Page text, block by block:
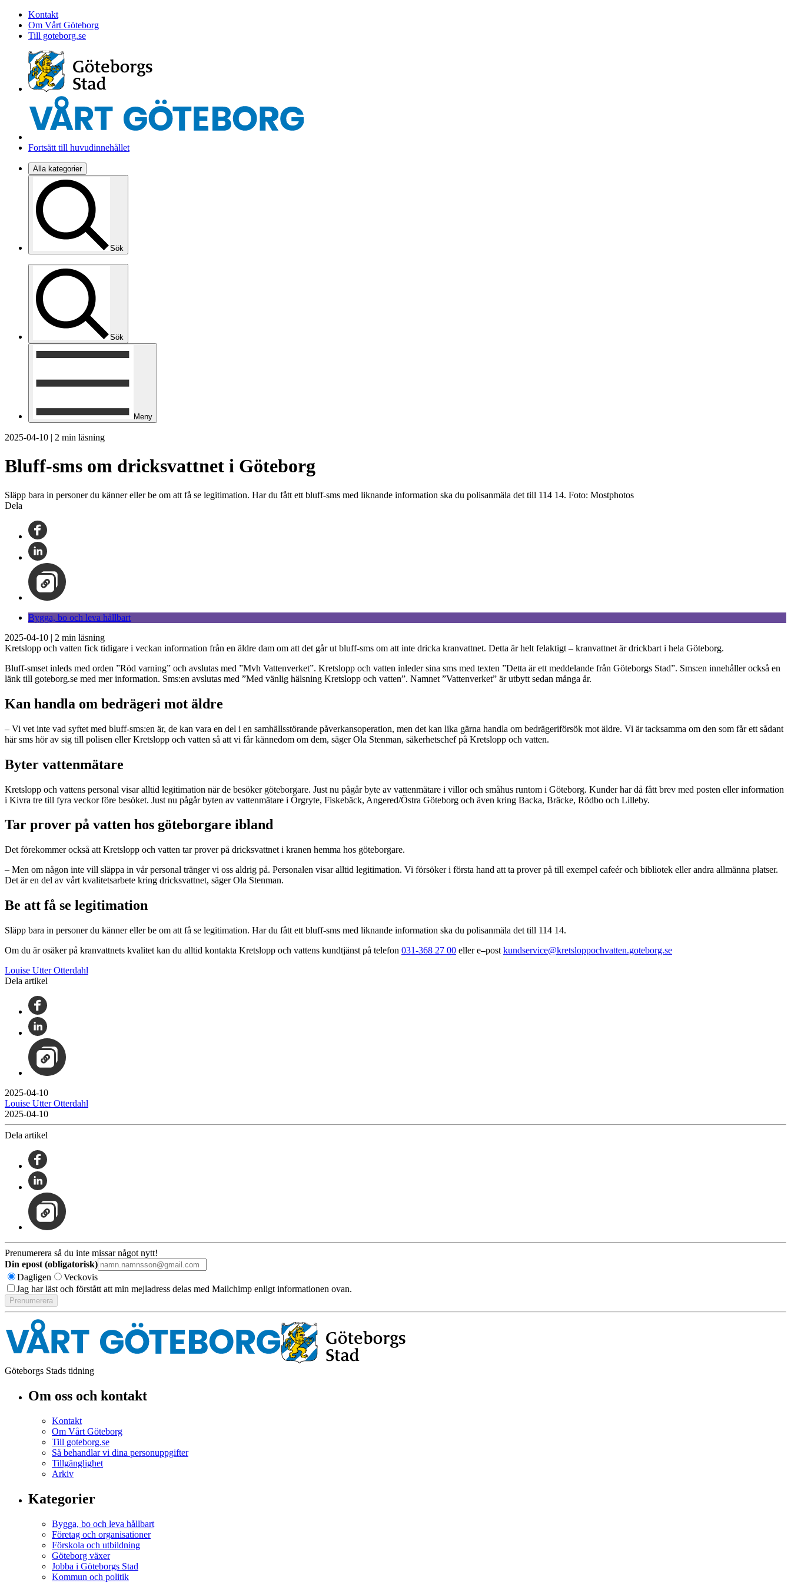
Kontakt
Om Vårt Göteborg
Till goteborg.se
Fortsätt till huvudinnehållet
Alla kategorier
Sök
Sök
Meny
2025-04-10 | 2 min läsning
Bluff-sms om dricksvattnet i Göteborg
Släpp bara in personer du känner eller be om att få se legitimation. Har du fått ett bluff-sms med liknande information ska du polisanmäla det till 114 14. Foto: Mostphotos
Dela
Bygga, bo och leva hållbart
2025-04-10 | 2 min läsning
Kretslopp och vatten fick tidigare i veckan information från en äldre dam om att det går ut bluff-sms om att inte dricka kranvattnet. Detta är helt felaktigt – kranvattnet är drickbart i hela Göteborg.
Bluff-smset inleds med orden ”Röd varning” och avslutas med ”Mvh Vattenverket”. Kretslopp och vatten inleder sina sms med texten ”Detta är ett meddelande från Göteborgs Stad”. Sms:en innehåller också en
länk till goteborg.se med mer information. Sms:en avslutas med ”Med vänlig hälsning Kretslopp och vatten”. Namnet ”Vattenverket” är utbytt sedan många år.
Kan handla om bedrägeri mot äldre
– Vi vet inte vad syftet med bluff-sms:en är, de kan vara en del i en samhällsstörande påverkansoperation, men det kan lika gärna handla om bedrägeriförsök mot äldre. Vi är tacksamma om den som får ett sådant
här sms hör av sig till polisen eller Kretslopp och vatten så att vi får kännedom om dem, säger Ola Stenman, säkerhetschef på Kretslopp och vatten.
Byter vattenmätare
Kretslopp och vattens personal visar alltid legitimation när de besöker göteborgare. Just nu pågår byte av vattenmätare i villor och småhus runtom i Göteborg. Kunder har då fått brev med posten eller information
i Kivra tre till fyra veckor före besöket. Just nu pågår byten av vattenmätare i Örgryte, Fiskebäck, Angered/Östra Göteborg och även kring Backa, Bräcke, Rödbo och Lilleby.
Tar prover på vatten hos göteborgare ibland
Det förekommer också att Kretslopp och vatten tar prover på dricksvattnet i kranen hemma hos göteborgare.
– Men om någon inte vill släppa in vår personal tränger vi oss aldrig på. Personalen visar alltid legitimation. Vi försöker i första hand att ta prover på till exempel cafeér och bibliotek eller andra allmänna platser.
Det är en del av vårt kvalitetsarbete kring dricksvattnet, säger Ola Stenman.
Be att få se legitimation
Släpp bara in personer du känner eller be om att få se legitimation. Har du fått ett bluff-sms med liknande information ska du polisanmäla det till 114 14.
Om du är osäker på kranvattnets kvalitet kan du alltid kontakta Kretslopp och vattens kundtjänst på telefon 031-368 27 00 eller e–post kundservice@kretsloppochvatten.goteborg.se
Louise Utter Otterdahl
Dela artikel
2025-04-10
Louise Utter Otterdahl
2025-04-10
Dela artikel
Prenumerera så du inte missar något nytt!
Din epost (obligatorisk)
Dagligen
Veckovis
Jag har läst och förstått att min mejladress delas med Mailchimp enligt informationen ovan.
Göteborgs Stads tidning
Om oss och kontakt
Kontakt
Om Vårt Göteborg
Till goteborg.se
Så behandlar vi dina personuppgifter
Tillgänglighet
Arkiv
Kategorier
Bygga, bo och leva hållbart
Företag och organisationer
Förskola och utbildning
Göteborg växer
Jobba i Göteborgs Stad
Kommun och politik